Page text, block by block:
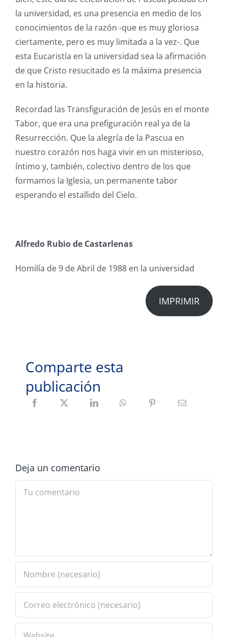
la universidad, es una presencia en medio de los
conocimientos de la razón -que es muy gloriosa
ciertamente, pero es muy limitada a la vez-. Que
esta Eucaristía en la universidad sea la afirmación
de que Cristo resucitado es la máxima presencia
en la historia.
Recordad las Transfiguración de Jesús en el monte
Tabor, que era una prefiguración real ya de la
Resurrección. Que la alegría de la Pascua en
nuestro corazón nos haga vivir en un misterioso,
íntimo y, también, colectivo dentro de los que
formamos la Iglesia, un permanente tabor
esperando el estallido del Cielo.
Alfredo Rubio de Castarlenas
Homilía de 9 de Abril de 1988 en la universidad
IMPRIMIR
Comparte esta
publicación
Deja un comentario
Comment